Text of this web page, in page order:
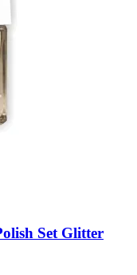
Set Glitter